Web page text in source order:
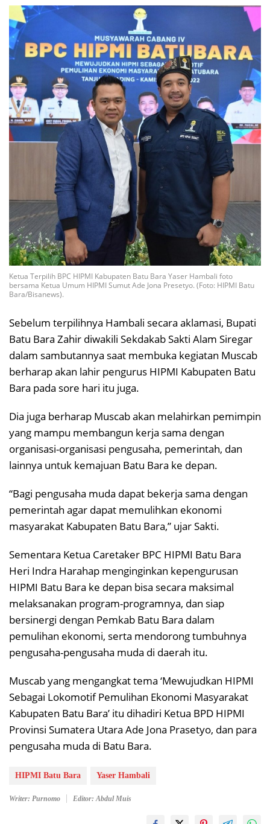
Ketua Terpilih BPC HIPMI Kabupaten Batu Bara Yaser Hambali foto
bersama Ketua Umum HIPMI Sumut Ade Jona Presetyo. (Foto: HIPMI Batu
Bara/Bisanews).
Sebelum terpilihnya Hambali secara aklamasi, Bupati
Batu Bara Zahir diwakili Sekdakab Sakti Alam Siregar
dalam sambutannya saat membuka kegiatan Muscab
berharap akan lahir pengurus HIPMI Kabupaten Batu
Bara pada sore hari itu juga.
Dia juga berharap Muscab akan melahirkan pemimpin
yang mampu membangun kerja sama dengan
organisasi-organisasi pengusaha, pemerintah, dan
lainnya untuk kemajuan Batu Bara ke depan.
“Bagi pengusaha muda dapat bekerja sama dengan
pemerintah agar dapat memulihkan ekonomi
masyarakat Kabupaten Batu Bara,” ujar Sakti.
Sementara Ketua Caretaker BPC HIPMI Batu Bara
Heri Indra Harahap menginginkan kepengurusan
HIPMI Batu Bara ke depan bisa secara maksimal
melaksanakan program-programnya, dan siap
bersinergi dengan Pemkab Batu Bara dalam
pemulihan ekonomi, serta mendorong tumbuhnya
pengusaha-pengusaha muda di daerah itu.
Muscab yang mengangkat tema ‘Mewujudkan HIPMI
Sebagai Lokomotif Pemulihan Ekonomi Masyarakat
Kabupaten Batu Bara’ itu dihadiri Ketua BPD HIPMI
Provinsi Sumatera Utara Ade Jona Prasetyo, dan para
pengusaha muda di Batu Bara.
HIPMI Batu Bara Yaser Hambali
Writer: Purnomo Editor: Abdul Muis